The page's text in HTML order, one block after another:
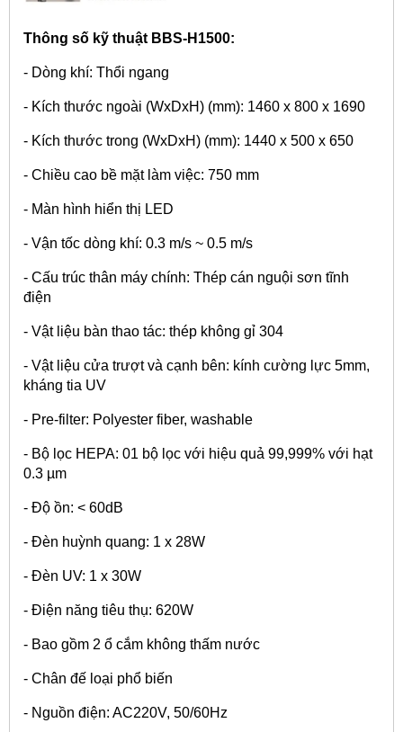
Thông số kỹ thuật BBS-H1500:
- Dòng khí: Thổi ngang
- Kích thước ngoài (WxDxH) (mm): 1460 x 800 x 1690
- Kích thước trong (WxDxH) (mm): 1440 x 500 x 650
- Chiều cao bề mặt làm việc: 750 mm
- Màn hình hiển thị LED
- Vận tốc dòng khí: 0.3 m/s ~ 0.5 m/s
- Cấu trúc thân máy chính: Thép cán nguội sơn tĩnh
điện
- Vật liệu bàn thao tác: thép không gỉ 304
- Vật liệu cửa trượt và cạnh bên: kính cường lực 5mm,
kháng tia UV
- Pre-filter: Polyester fiber, washable
- Bộ lọc HEPA: 01 bộ lọc với hiệu quả 99,999% với hạt
0.3 µm
- Độ ồn: < 60dB
- Đèn huỳnh quang: 1 x 28W
- Đèn UV: 1 x 30W
- Điện năng tiêu thụ: 620W
- Bao gồm 2 ổ cắm không thấm nước
- Chân đế loại phổ biến
- Nguồn điện: AC220V, 50/60Hz